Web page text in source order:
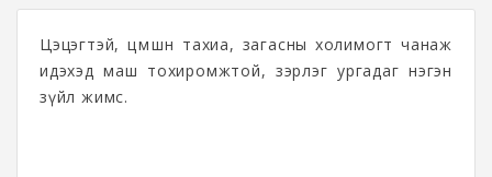
Цэцэгтэй, цөмөөшнө тахиа, загасны холимогт чанаж
идэхэд маш тохиромжтой, зэрлэг ургадаг нэгэн
зүйл жимс.